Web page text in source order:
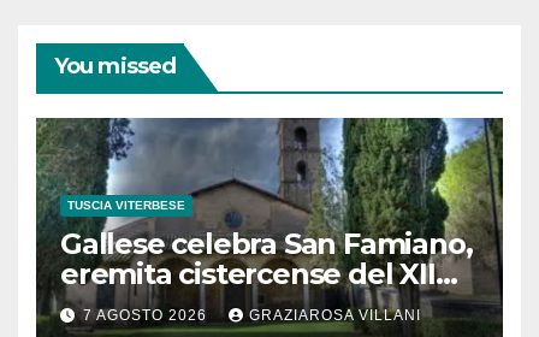
You missed
TUSCIA VITERBESE
Gallese celebra San Famiano,
eremita cistercense del XII
secolo
7 AGOSTO 2026 GRAZIAROSA VILLANI